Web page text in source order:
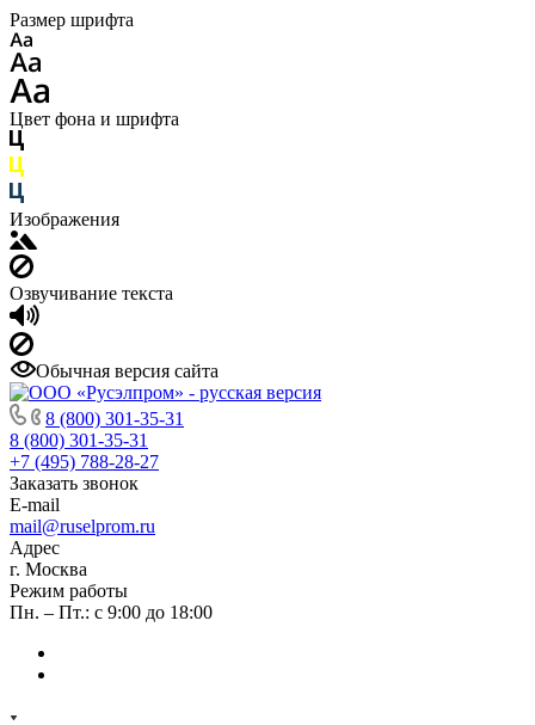
Размер шрифта
Цвет фона и шрифта
Изображения
Озвучивание текста
Обычная версия сайта
8 (800) 301-35-31
8 (800) 301-35-31
+7 (495) 788-28-27
Заказать звонок
E-mail
mail@ruselprom.ru
Адрес
г. Москва
Режим работы
Пн. – Пт.: с 9:00 до 18:00